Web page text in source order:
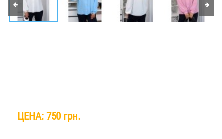
ЦЕНА: 750 грн.